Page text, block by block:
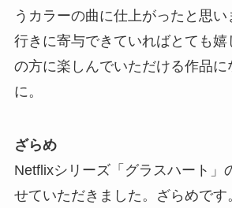
うカラーの曲に仕上がったと思
行きに寄与できていればとても嬉
の方に楽しんでいただける作品に
に。
ざらめ
Netflixシリーズ「グラスハート」
せていただきました。ざらめです